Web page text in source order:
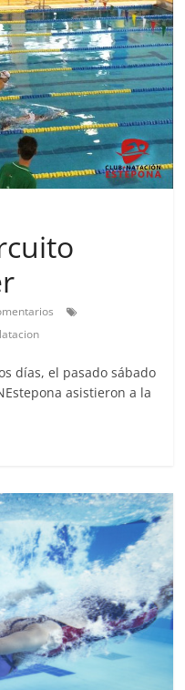
días, el pasado sábado
asistieron a la